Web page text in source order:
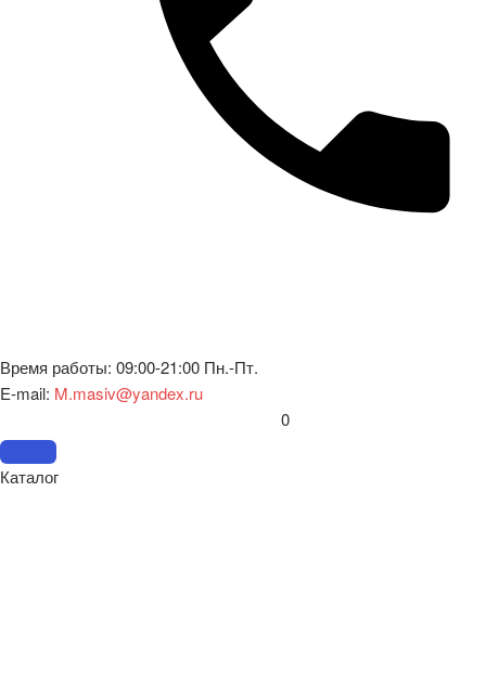
Время работы: 09:00-21:00 Пн.-Пт.
E-mail: M.masiv@yandex.ru
0
Каталог